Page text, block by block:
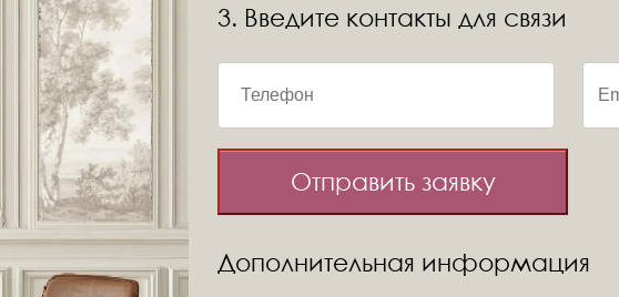
3. Введите контакты для связи
Отправить заявку
Дополнительная информация